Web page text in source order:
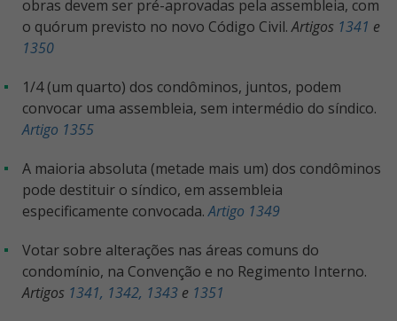
obras devem ser pré-aprovadas pela assembleia, com
o quórum previsto no novo Código Civil.Artigos 1341 e
1350
1/4 (um quarto) dos condôminos, juntos, podem
convocar uma assembleia, sem intermédio do síndico.
Artigo 1355
A maioria absoluta (metade mais um) dos condôminos
pode destituir o síndico, em assembleia
especificamente convocada.Artigo 1349
Votar sobre alterações nas áreas comuns do
condomínio, na Convenção e no Regimento Interno.
Artigos 1341, 1342, 1343 e 1351